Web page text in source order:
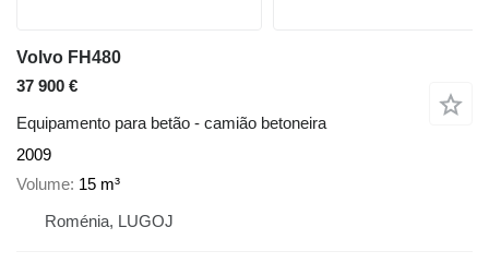
Volvo FH480
37 900 €
Equipamento para betão - camião betoneira
2009
Volume 15 m³
Roménia, LUGOJ